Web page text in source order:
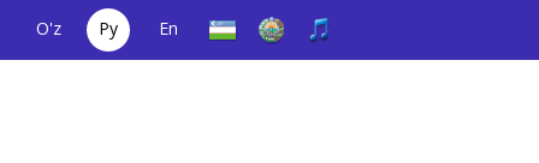
O'z Ру
En